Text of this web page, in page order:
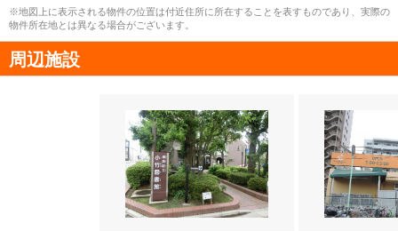
※地図上に表示される物件の位置は付近住所に所在することを表すものであり、実際の
物件所在地とは異なる場合がございます。
周辺施設